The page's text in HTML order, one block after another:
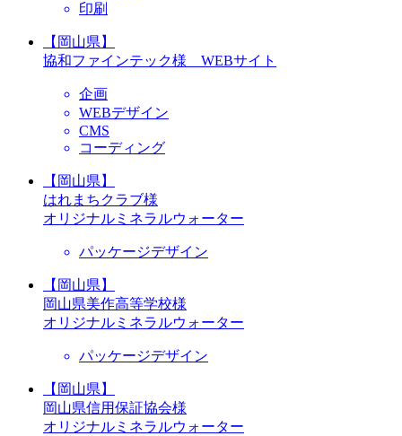
印刷
【岡山県】
協和ファインテック様 WEBサイト
企画
WEBデザイン
CMS
コーディング
【岡山県】
はれまちクラブ様
オリジナルミネラルウォーター
パッケージデザイン
【岡山県】
岡山県美作高等学校様
オリジナルミネラルウォーター
パッケージデザイン
【岡山県】
岡山県信用保証協会様
オリジナルミネラルウォーター